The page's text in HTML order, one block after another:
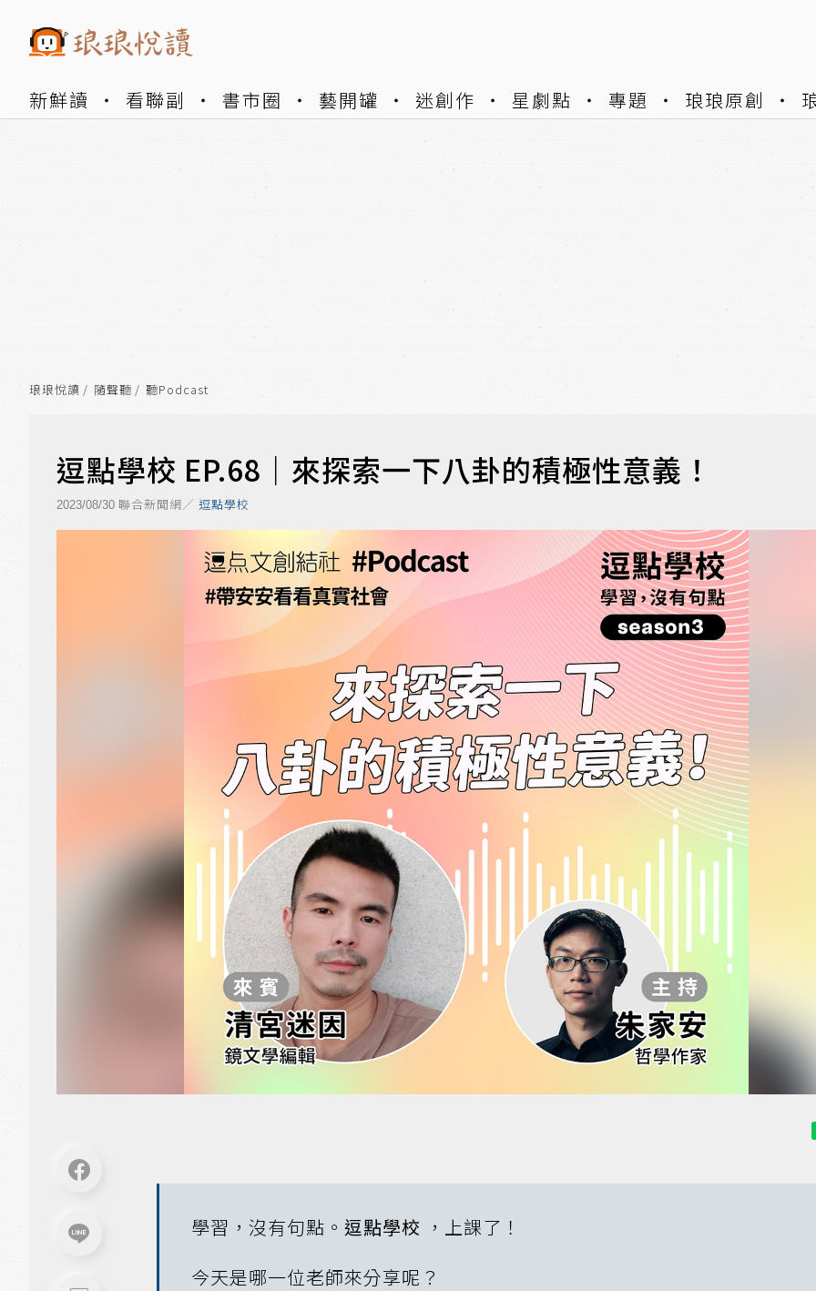
新鮮讀 看聯副 書市圈 藝開罐 迷創作 星劇點 專題 琅琅原創
琅琅悅讀 隨聲聽 聽Podcast
逗點學校 EP.68｜來探索一下八卦的積極性意義！
2023/08/30 聯合新聞網／ 逗點學校
學習，沒有句點。 逗點學校 ，上課了！
今天是哪一位老師來分享呢？